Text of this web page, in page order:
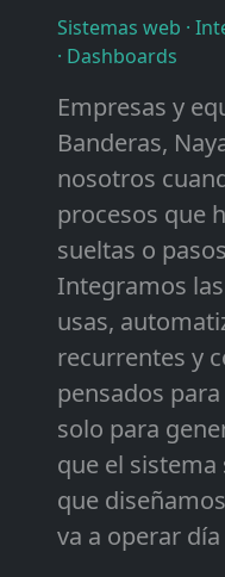
Sistemas web ·
· Dashboards
Empresas y
Banderas,
nosotros
procesos que
sueltas o
Integramos
usas,
recurrentes y
pensados
solo para
que el sistema
que
va a operar día